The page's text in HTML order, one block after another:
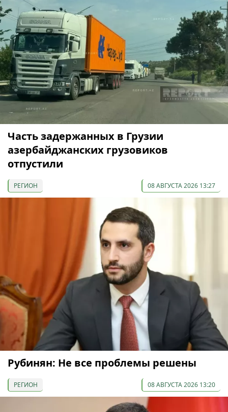
Часть задержанных в Грузии
азербайджанских грузовиков
отпустили
РЕГИОН 08 АВГУСТА 2026 13:27
Рубинян: Не все проблемы решены
РЕГИОН 08 АВГУСТА 2026 13:20